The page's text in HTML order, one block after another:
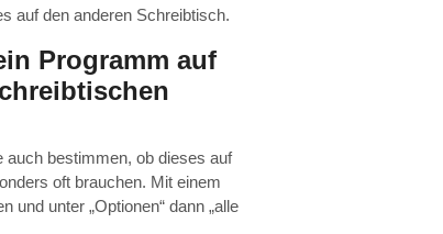
auf den anderen Schreibtisch.
Programm auf
bestimmen, ob dieses auf
oft brauchen. Mit einem
unter „Optionen“ dann „alle